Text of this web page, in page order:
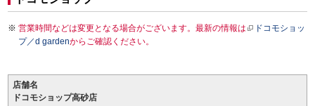
営業時間などは変更となる場合がございます。最新の情報は
ドコモショッ
プ／d gardenからご確認ください。
店舗名
ドコモショップ高砂店